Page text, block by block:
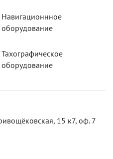
Навигационнное
оборудование
Тахографическое
оборудование
15 к7, оф. 7